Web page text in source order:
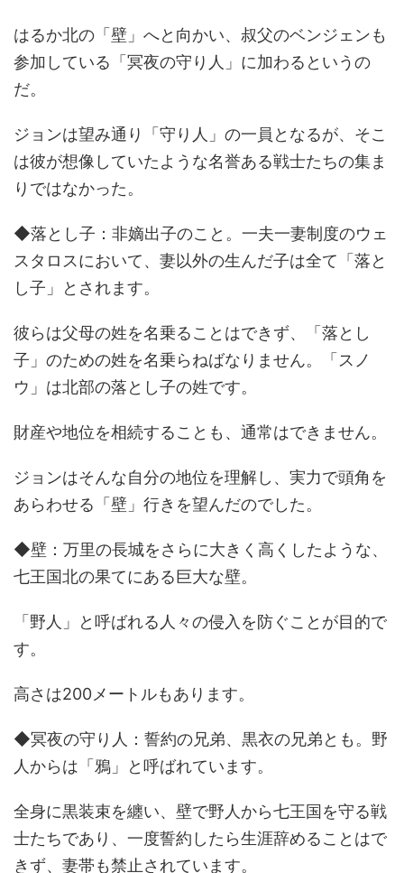
はるか北の「壁」へと向かい、叔父のベンジェンも
参加している「冥夜の守り人」に加わるというの
だ。
ジョンは望み通り「守り人」の一員となるが、そこ
は彼が想像していたような名誉ある戦士たちの集ま
りではなかった。
◆落とし子：非嫡出子のこと。一夫一妻制度のウェ
スタロスにおいて、妻以外の生んだ子は全て「落と
し子」とされます。
彼らは父母の姓を名乗ることはできず、「落とし
子」のための姓を名乗らねばなりません。「スノ
ウ」は北部の落とし子の姓です。
財産や地位を相続することも、通常はできません。
ジョンはそんな自分の地位を理解し、実力で頭角を
あらわせる「壁」行きを望んだのでした。
◆壁：万里の長城をさらに大きく高くしたような、
七王国北の果てにある巨大な壁。
「野人」と呼ばれる人々の侵入を防ぐことが目的で
す。
高さは200メートルもあります。
◆冥夜の守り人：誓約の兄弟、黒衣の兄弟とも。野
人からは「鴉」と呼ばれています。
全身に黒装束を纏い、壁で野人から七王国を守る戦
士たちであり、一度誓約したら生涯辞めることはで
きず、妻帯も禁止されています。